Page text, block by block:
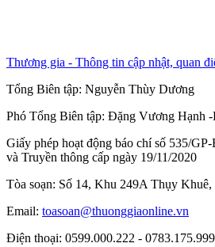
Thương gia - Thông tin cập nhật, quan
Tổng Biên tập: Nguyễn Thùy Dương
Phó Tổng Biên tập: Đặng Vương Hạnh -
Giấy phép hoạt động báo chí số 535/
và Truyền thông cấp ngày 19/11/2020
Tòa soạn: Số 14, Khu 249A Thụy
Email: toasoan@thuonggiaonline.vn
Điện thoại: 0599.000.222 - 0783.175.999